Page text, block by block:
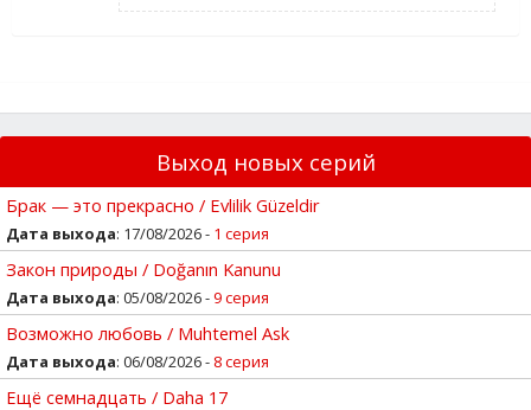
Выход новых серий
Брак — это прекрасно / Evlilik Güzeldir
Дата выхода: 17/08/2026 - 1 серия
Закон природы / Doğanın Kanunu
Дата выхода: 05/08/2026 -9 серия
Возможно любовь / Muhtemel Ask
Дата выхода: 06/08/2026 - 8 серия
Ещё семнадцать / Daha 17